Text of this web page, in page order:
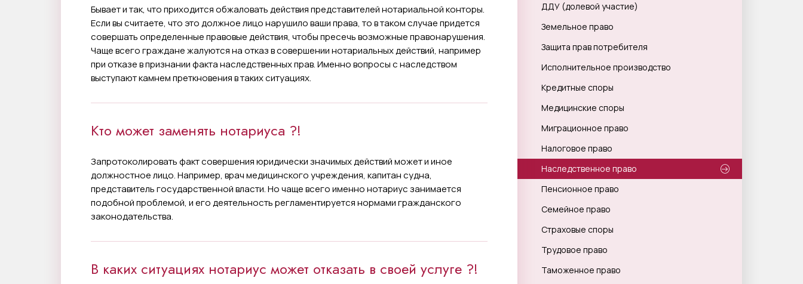
Бывает и так, что приходится обжаловать действия представителей нотариальной конторы.
Если вы считаете, что это должное лицо нарушило ваши права, то в таком случае придется
совершать определенные правовые действия, чтобы пресечь возможные правонарушения.
Чаще всего граждане жалуются на отказ в совершении нотариальных действий, например
при отказе в признании факта наследственных прав. Именно вопросы с наследством
выступают камнем преткновения в таких ситуациях.
Кто может заменять нотариуса ?!
Запротоколировать факт совершения юридически значимых действий может и иное
должностное лицо. Например, врач медицинского учреждения, капитан судна,
представитель государственной власти. Но чаще всего именно нотариус занимается
подобной проблемой, и его деятельность регламентируется нормами гражданского
законодательства.
В каких ситуациях нотариус может отказать в своей услуге ?!
ДДУ (долевой участие)
Земельное право
Защита прав потребителя
Исполнительное производство
Кредитные споры
Медицинские споры
Миграционное право
Налоговое право
Наследственное право
Пенсионное право
Семейное право
Страховые споры
Трудовое право
Таможенное право